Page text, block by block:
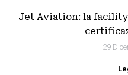
Jet Aviation: la
29